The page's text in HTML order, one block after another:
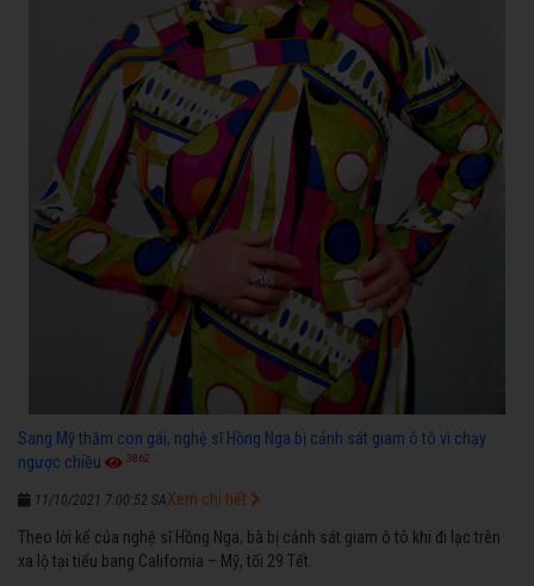
Sang Mỹ thăm con gái, nghệ sĩ Hồng Nga bị cảnh sát giam ô tô vì chạy
ngược chiều
3862
11/10/2021 7:00:52 SA
Theo lời kể của nghệ sĩ Hồng Nga, bà bị cảnh sát giam ô tô khi đi lạc trên
xa lộ tại tiểu bang California – Mỹ, tối 29 Tết.
Xem chi tiết